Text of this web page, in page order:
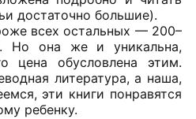
достаточно большие).
всех остальных — 200–
Но она же и уникальна,
цена обусловлена этим.
литература, а наша,
эти книги понравятся
ребенку.